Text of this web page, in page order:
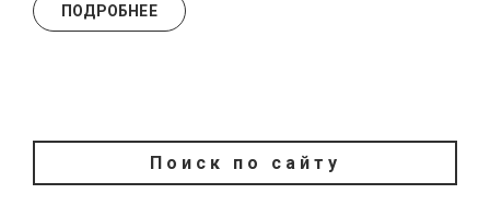
ПОДРОБНЕЕ
Поиск по сайту